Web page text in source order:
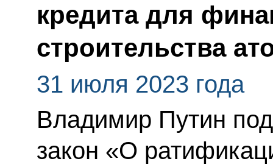
кредита для
строительства
31 июля 2023 года
Владимир Путин
закон «О